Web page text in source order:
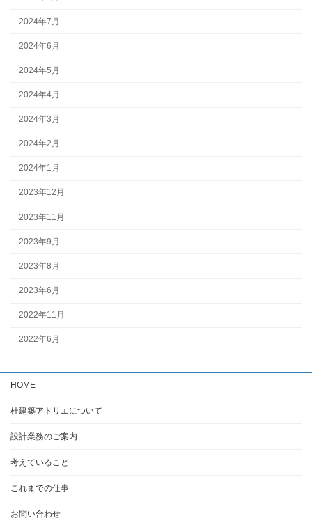
2024年7月
2024年6月
2024年5月
2024年4月
2024年3月
2024年2月
2024年1月
2023年12月
2023年11月
2023年9月
2023年8月
2023年6月
2022年11月
2022年6月
HOME
杜建築アトリエについて
設計業務のご案内
考えていること
これまでの仕事
お問い合わせ